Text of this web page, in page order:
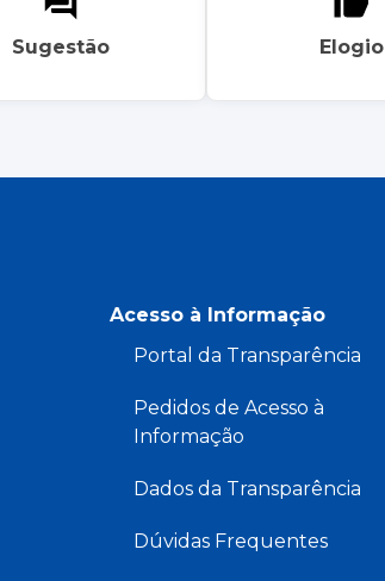
Sugestão Elogio
Acesso à Informação
Portal da Transparência
Pedidos de Acesso à
Informação
Dados da Transparência
Dúvidas Frequentes